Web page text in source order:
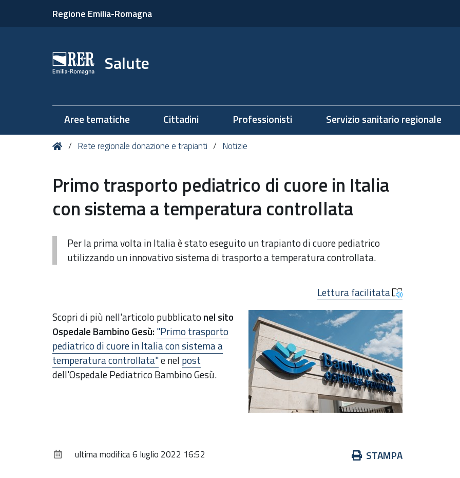
Regione Emilia-Romagna
Salute
Aree tematiche Cittadini Professionisti Servizio sanitario regionale
Tu HomeRete regionale donazione e trapianti Notizie
Primo trasporto pediatrico di cuore in Italia
con sistema a temperatura controllata
Per la prima volta in Italia è stato eseguito un trapianto di cuore pediatrico
utilizzando un innovativo sistema di trasporto a temperatura controllata.
Lettura facilitata
Scopri di più nell'articolopubblicatonel sito
Ospedale Bambino Gesù: "Primo trasporto
pediatrico di cuore in Italia con sistema a
temperatura controllata"e nel post
dell'Ospedale Pediatrico Bambino Gesù.
AzioniSTAMPA
ultima modifica6 luglio 2022 16:52